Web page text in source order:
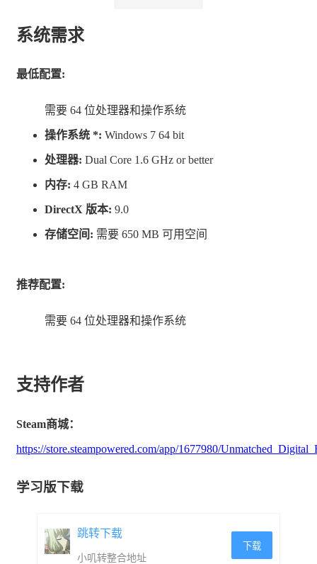
规则很简单。轮到你时，采取两项行动，这可能是：
操纵：移动你的战士及抽取一张卡牌！
攻击: 打出一张攻击牌！
计谋: 打出一张计谋牌(有特殊效果的牌)。
让你对手的英雄健康值减到零，你就赢了游戏。
这款游戏的特别之处在于，每个英雄都有独特的牌组和能
力。爱丽丝可变大变小。亚瑟王可以弃一张牌来增强其攻
莎只需一瞥就能毁了你。
Unmatched为何如此好玩?
的深度。你的英雄和你的对手的战术洞察力和知识将决定
决定将决定你的命运，而你的技能(以及一点点运气)将使
系统需求
最低配置:
需要 64 位处理器和操作系统
操作系统 *: Windows 7 64 bit
处理器: Dual Core 1.6 GHz or better
内存: 4 GB RAM
DirectX 版本: 9.0
存储空间: 需要 650 MB 可用空间
推荐配置:
需要 64 位处理器和操作系统
支持作者
Steam商城：
https://store.steampowered.com/app/1677980/
学习版下载
跳转下载
小叽转整合地址
下载